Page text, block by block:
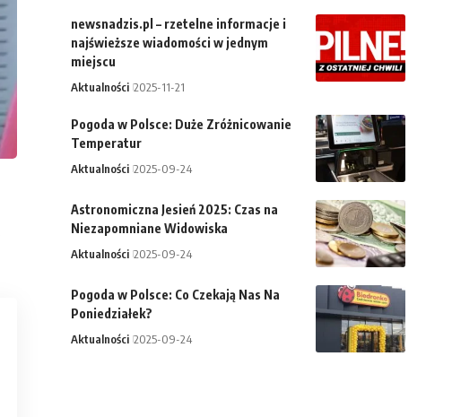
newsnadzis.pl – rzetelne informacje i
najświeższe wiadomości w jednym
miejscu
Aktualności 2025-11-21
Pogoda w Polsce: Duże Zróżnicowanie
Temperatur
Aktualności 2025-09-24
Astronomiczna Jesień 2025: Czas na
Niezapomniane Widowiska
Aktualności 2025-09-24
Pogoda w Polsce: Co Czekają Nas Na
Poniedziałek?
Aktualności 2025-09-24